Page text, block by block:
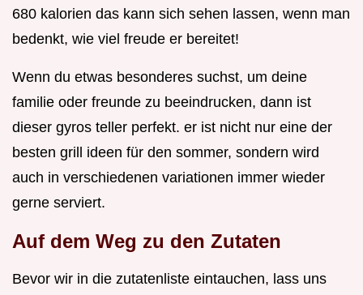
680 kalorien das kann sich sehen lassen, wenn man
bedenkt, wie viel freude er bereitet!
Wenn du etwas besonderes suchst, um deine
familie oder freunde zu beeindrucken, dann ist
dieser gyros teller perfekt. er ist nicht nur eine der
besten grill ideen für den sommer, sondern wird
auch in verschiedenen variationen immer wieder
gerne serviert.
Auf dem Weg zu den Zutaten
Bevor wir in die zutatenliste eintauchen, lass uns